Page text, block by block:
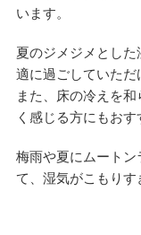
います。
夏のジメジメとし
適に過ごしていただ
また、床の冷えを
く感じる方にもおす
梅雨や夏にムート
て、湿気がこもりす